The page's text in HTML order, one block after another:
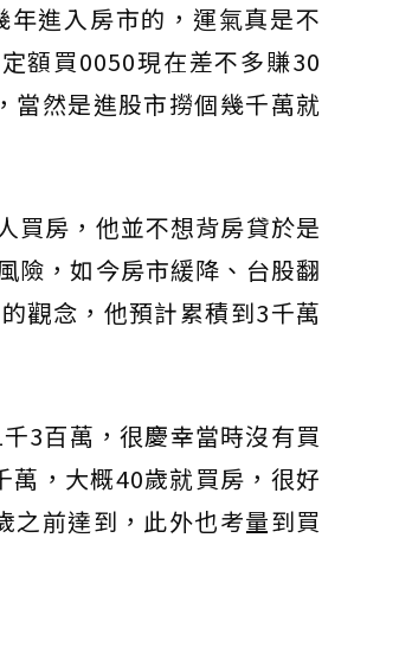
進入房市的，運氣真是不
額買0050現在差不多賺30
當然是進股市撈個幾千萬就
買房，他並不想背房貸於是
險，如今房市緩降、台股翻
觀念，他預計累積到3千萬
3百萬，很慶幸當時沒有買
，大概40歲就買房，很好
之前達到，此外也考量到買